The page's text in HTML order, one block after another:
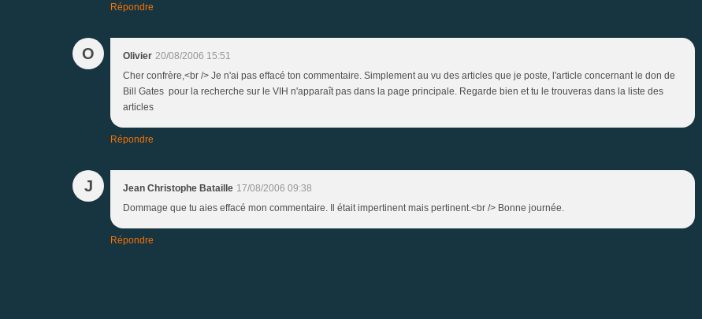
Répondre
O Olivier 20/08/2006 15:51
Cher confrère,<br /> Je n'ai pas effacé ton commentaire. Simplement au vu des articles que je poste, l'article concernant le don de
Bill Gates pour la recherche sur le VIH n'apparaît pas dans la page principale. Regarde bien et tu le trouveras dans la liste des
articles
Répondre
J Jean Christophe Bataille 17/08/2006 09:38
Dommage que tu aies effacé mon commentaire. Il était impertinent mais pertinent.<br /> Bonne journée.
Répondre